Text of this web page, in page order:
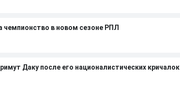
чемпионство в новом сезоне РПЛ
Даку после его националистических кричалок